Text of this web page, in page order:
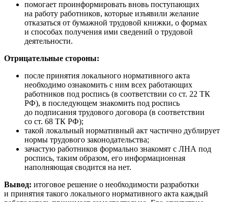
помогает проинформировать вновь поступающих
на работу работников, которые изъявили желание
отказаться от бумажной трудовой книжки, о формах
и способах получения ими сведений о трудовой
деятельности.
Отрицательные стороны:
после принятия локального нормативного акта
необходимо ознакомить с ним всех работающих
работников под роспись (в соответствии со ст. 22 ТК
РФ), в последующем знакомить под роспись
до подписания трудового договора (в соответствии
со ст. 68 ТК РФ);
такой локальный нормативный акт частично дублирует
нормы трудового законодательства;
зачастую работников формально знакомят с ЛНА под
роспись, таким образом, его информационная
наполняющая сводится на нет.
Вывод: итоговое решение о необходимости разработки
и принятия такого локального нормативного акта каждый